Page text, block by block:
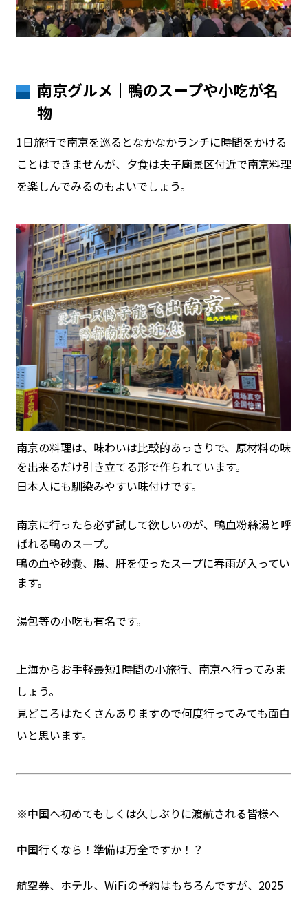
南京グルメ｜鴨のスープや小吃が名
物
1日旅行で南京を巡るとなかなかランチに時間をかける
ことはできませんが、夕食は夫子廟景区付近で南京料理
を楽しんでみるのもよいでしょう。
南京の料理は、味わいは比較的あっさりで、原材料の味
を出来るだけ引き立てる形で作られています。
日本人にも馴染みやすい味付けです。
南京に行ったら必ず試して欲しいのが、鴨血粉絲湯と呼
ばれる鴨のスープ。
鴨の血や砂嚢、腸、肝を使ったスープに春雨が入ってい
ます。
湯包等の小吃も有名です。
上海からお手軽最短1時間の小旅行、南京へ行ってみま
しょう。
見どころはたくさんありますので何度行ってみても面白
いと思います。
※中国へ初めてもしくは久しぶりに渡航される皆様へ
中国行くなら！準備は万全ですか！？
航空券、ホテル、WiFiの予約はもちろんですが、2025